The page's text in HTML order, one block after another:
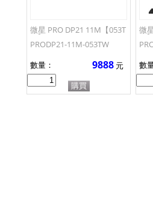
微星 PRO DP21 11M【053T
W】
PRODP21-11M-053TW
數量：
9888 元
微
W
數